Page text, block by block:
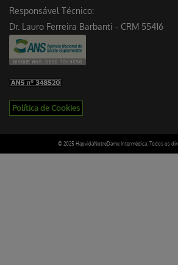
Responsável Técnico:
Dr. Lauro Ferreira Barbanti - CRM 55416
Política de Cookies
© 2025 HapvidaNotreDame Intermédica. Todos os